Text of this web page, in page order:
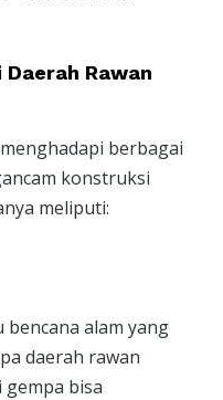
Rawan
berbagai
konstruksi
meliputi:
bencana alam yang
daerah rawan
gempa bisa